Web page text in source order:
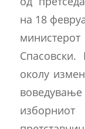
на 18
околу